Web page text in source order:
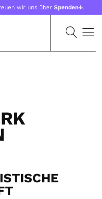
wir uns über Spenden↓.